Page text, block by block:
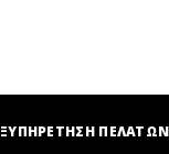
ΠΕΛΑΤΩΝ